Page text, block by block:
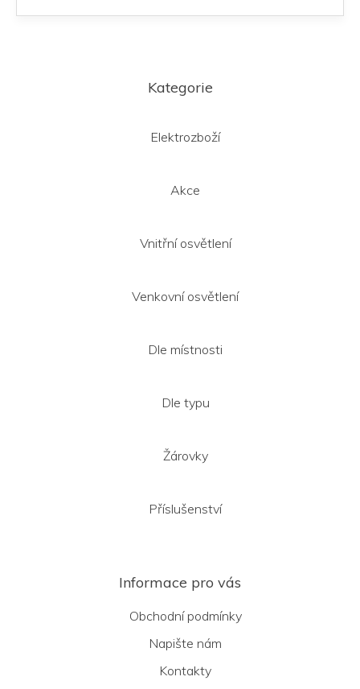
Kategorie
Elektrozboží
Akce
Vnitřní osvětlení
Venkovní osvětlení
Dle místnosti
Dle typu
Žárovky
Příslušenství
Informace pro vás
Obchodní podmínky
Napište nám
Kontakty